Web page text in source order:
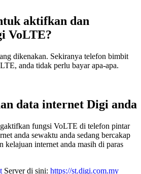
aktifkan dan
VoLTE?
dikenakan. Sekiranya telefon bimbit
anda tidak perlu bayar apa-apa.
data internet Digi anda
fungsi VoLTE di telefon pintar
anda sewaktu anda sedang bercakap
kelajuan internet anda masih di paras
Server di sini: https://st.digi.com.my